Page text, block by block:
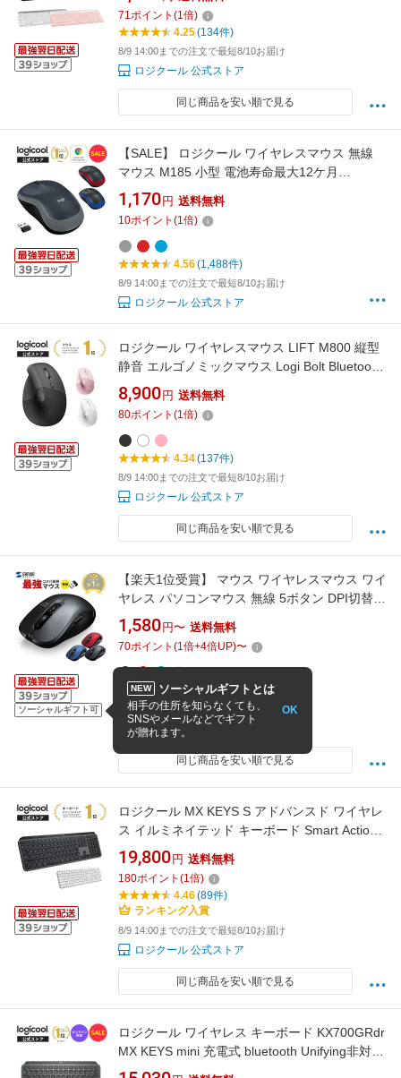
K580OW K580RO 国内正規品 2年間無償保証
71ポイント (1倍)
4.25(134件)
8/9 14:00までの注文で最短8/10お届け
ロジクール 公式ストア
同じ商品を安い順で見る
【SALE】 ロジクール ワイヤレスマウス 無線
マウス M185 小型 電池寿命最大12ケ月
M185CGa M185BLa M185RDa 国内正規品 3年
間無償保証
1,170 円 送料無料
10ポイント (1倍)
4.56(1,488件)
8/9 14:00までの注文で最短8/10お届け
ロジクール 公式ストア
ロジクール ワイヤレスマウス LIFT M800 縦型
静音 エルゴノミックマウス Logi Bolt Bluetooth
Unifying非対応 無線 windows mac M800GR
M800PG M800RO 国内正規品 2年間無償保証
8,900 円 送料無料
80ポイント (1倍)
4.34(137件)
8/9 14:00までの注文で最短8/10お届け
ロジクール 公式ストア
同じ商品を安い順で見る
ソーシャルギフト可
【楽天1位受賞】 マウス ワイヤレスマウス ワイ
ヤレス パソコンマウス 無線 5ボタン DPI切替
カウント数切り替え 右利き 左利き 多ボタンマ
ウス ブルーLEDセンサー 戻る進む カウント切
り替え 左右対称 コスパ最強
1,580 円〜 送料無料
70ポイント (1倍+4倍UP)〜
4.4(3,294件)
8/9 14:00までの注文で最短8/10お届け
サンワダイレクト楽天市場店
同じ商品を安い順で見る
ロジクール MX KEYS S アドバンスド ワイヤレ
ス イルミネイテッド キーボード Smart Actions
対応 Bluetooth Logi Bolt Unifying非対応 無線 薄
型 充電式 Windows Mac Chrome Android
FLOW Easy-Switch KX800sGR KX800sPG 国
内正規品 2年間無償保証
19,800 円 送料無料
180ポイント (1倍)
4.46(89件)
ランキング入賞
8/9 14:00までの注文で最短8/10お届け
ロジクール 公式ストア
同じ商品を安い順で見る
ロジクール ワイヤレス キーボード KX700GRdr
MX KEYS mini 充電式 bluetooth Unifying非対応
無線 テンキーレス 国内正規品 1年間無償保証
NEW ソーシャルギフトとは
相手の住所を知らなくても、
SNSやメールなどでギフト
が贈れます。
OK